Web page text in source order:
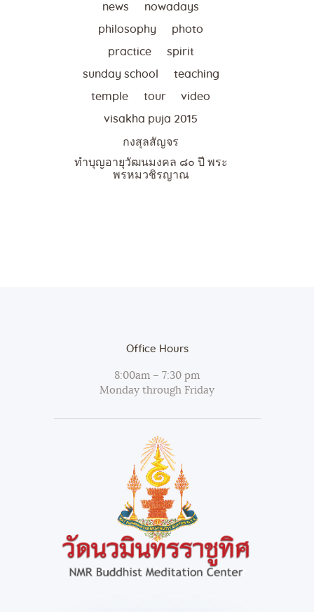
news nowadays
philosophy photo
practice spirit
sunday school teaching
temple tour video
visakha puja 2015
กงสุลสัญจร
ทำบุญอายุวัฒนมงคล ๘๐ ปี พระ
พรหมวชิรญาณ
Office Hours
8:00am – 7:30 pm
Monday through Friday